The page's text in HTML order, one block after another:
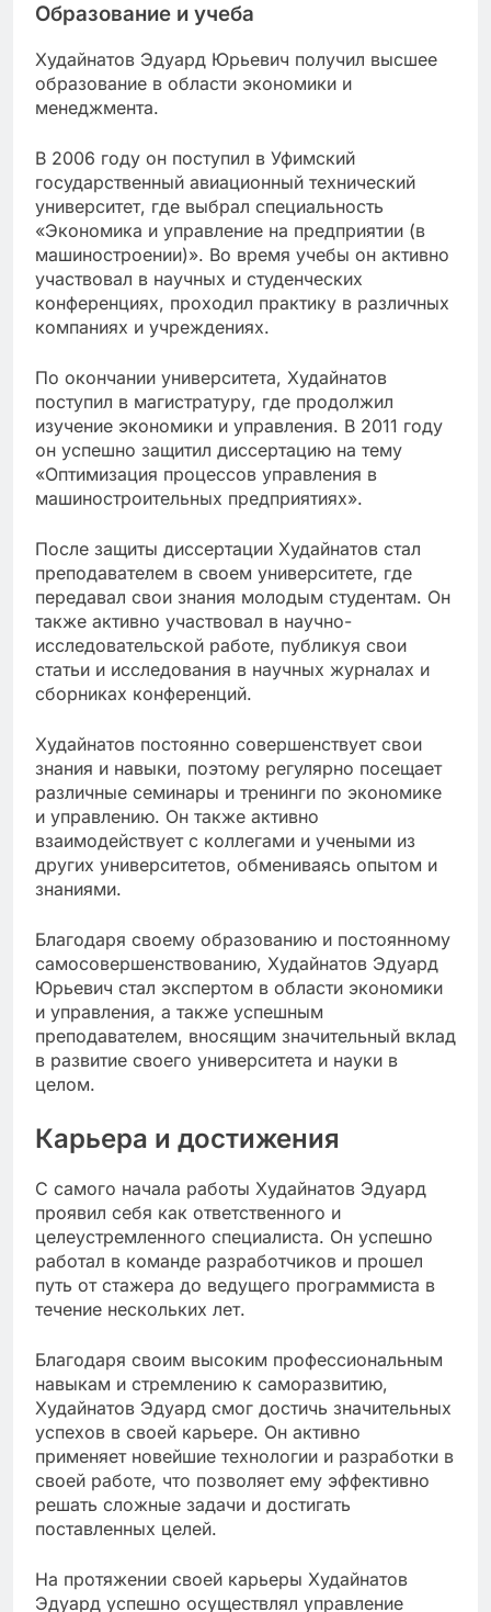
Образование и учеба
Худайнатов Эдуард Юрьевич получил высшее
образование в области экономики и
менеджмента.
В 2006 году он поступил в Уфимский
государственный авиационный технический
университет, где выбрал специальность
«Экономика и управление на предприятии (в
машиностроении)». Во время учебы он активно
участвовал в научных и студенческих
конференциях, проходил практику в различных
компаниях и учреждениях.
По окончании университета, Худайнатов
поступил в магистратуру, где продолжил
изучение экономики и управления. В 2011 году
он успешно защитил диссертацию на тему
«Оптимизация процессов управления в
машиностроительных предприятиях».
После защиты диссертации Худайнатов стал
преподавателем в своем университете, где
передавал свои знания молодым студентам. Он
также активно участвовал в научно-
исследовательской работе, публикуя свои
статьи и исследования в научных журналах и
сборниках конференций.
Худайнатов постоянно совершенствует свои
знания и навыки, поэтому регулярно посещает
различные семинары и тренинги по экономике
и управлению. Он также активно
взаимодействует с коллегами и учеными из
других университетов, обмениваясь опытом и
знаниями.
Благодаря своему образованию и постоянному
самосовершенствованию, Худайнатов Эдуард
Юрьевич стал экспертом в области экономики
и управления, а также успешным
преподавателем, вносящим значительный вклад
в развитие своего университета и науки в
целом.
Карьера и достижения
С самого начала работы Худайнатов Эдуард
проявил себя как ответственного и
целеустремленного специалиста. Он успешно
работал в команде разработчиков и прошел
путь от стажера до ведущего программиста в
течение нескольких лет.
Благодаря своим высоким профессиональным
навыкам и стремлению к саморазвитию,
Худайнатов Эдуард смог достичь значительных
успехов в своей карьере. Он активно
применяет новейшие технологии и разработки в
своей работе, что позволяет ему эффективно
решать сложные задачи и достигать
поставленных целей.
На протяжении своей карьеры Худайнатов
Эдуард успешно осуществлял управление